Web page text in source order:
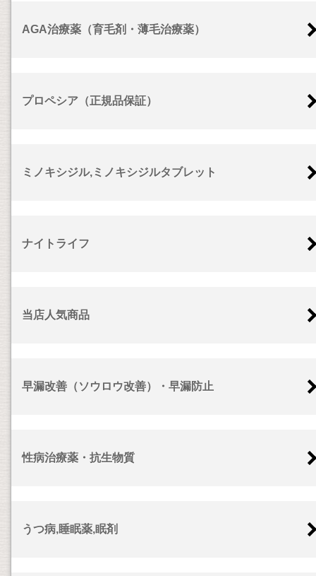
AGA治療薬（育毛剤・薄毛治療薬）
プロペシア（正規品保証）
ミノキシジル,ミノキシジルタブレット
ナイトライフ
当店人気商品
早漏改善（ソウロウ改善）・早漏防止
性病治療薬・抗生物質
うつ病,睡眠薬,眠剤